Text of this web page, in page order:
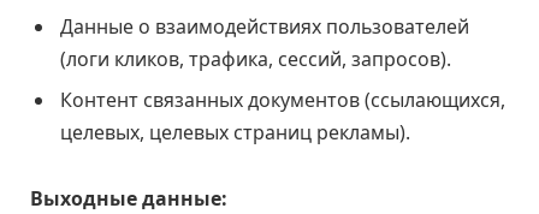
Данные о взаимодействиях пользователей
(логи кликов, трафика, сессий, запросов).
Контент связанных документов (ссылающихся,
целевых, целевых страниц рекламы).
Выходные данные: